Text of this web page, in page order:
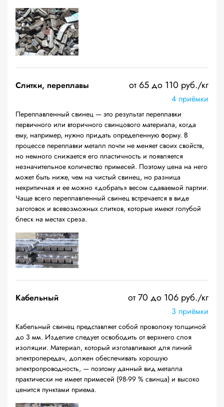
Слитки, переплавы от 65 до 110 руб./кг
4 приёмки
Переплавленный свинец — это результат переплавки
первичного или вторичного свинцового материала, когда
ему, например, нужно придать определенную форму. В
процессе переплавки металл почти не меняет своих свойств,
но немного снижается его пластичность и появляется
незначительное количество примесей. Поэтому цена на него
может быть ниже, чем на чистый свинец, но разница
некритичная и ее можно «добрать» весом сдаваемой партии.
Чаще всего переплавленный свинец встречается в виде
заготовок и всевозможных слитков, которые имеют голубой
блеск на местах среза.
Кабельный от 70 до 106 руб./кг
3 приёмки
Кабельный свинец представляет собой проволоку толщиной
до 3 мм. Изделие следует освободить от верхнего слоя
изоляции. Материал, который изготавливают для линий
электропередач, должен обеспечивать хорошую
электропроводность, — поэтому данный вид металла
практически не имеет примесей (98-99 % свинца) и высоко
ценится пунктами приема.